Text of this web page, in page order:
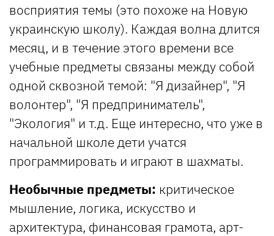
восприятия темы (это похоже на Новую
украинскую школу). Каждая волна длится
месяц, и в течение этого времени все
учебные предметы связаны между собой
одной сквозной темой: "Я дизайнер", "Я
волонтер", "Я предприниматель",
"Экология" и т.д. Еще интересно, что уже в
начальной школе дети учатся
программировать и играют в шахматы.
Необычные предметы: критическое
мышление, логика, искусство и
архитектура, финансовая грамота, арт-